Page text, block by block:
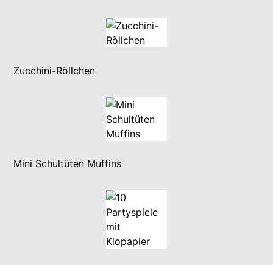
Zucchini-Röllchen
Mini Schultüten Muffins